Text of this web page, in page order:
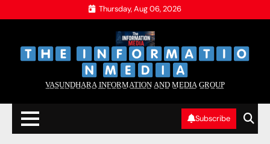
to
Thursday, Aug 06, 2026
V̲A̲S̲U̲N̲D̲H̲A̲R̲A̲ I̲N̲F̲O̲R̲M̲A̲T̲I̲O̲N̲ A̲N̲D̲ M̲E̲D̲I̲A̲ G̲R̲O̲U̲P̲
Subscribe